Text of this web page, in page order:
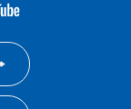
youtube-